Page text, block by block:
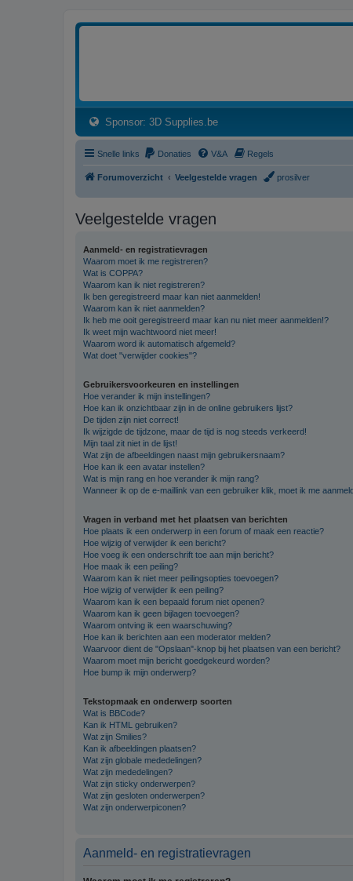
Sponsor: 3D Supplies.be(Opens a new tab)
Snelle links Donaties V&A Regels
Forumoverzicht Veelgestelde vragen prosilver
Veelgestelde vragen
Aanmeld- en registratievragen
Waarom moet ik me registreren?
Wat is COPPA?
Waarom kan ik niet registreren?
Ik ben geregistreerd maar kan niet aanmelden!
Waarom kan ik niet aanmelden?
Ik heb me ooit geregistreerd maar kan nu niet meer aanmelden!?
Ik weet mijn wachtwoord niet meer!
Waarom word ik automatisch afgemeld?
Wat doet "verwijder cookies"?
Gebruikersvoorkeuren en instellingen
Hoe verander ik mijn instellingen?
Hoe kan ik onzichtbaar zijn in de online gebruikers lijst?
De tijden zijn niet correct!
Ik wijzigde de tijdzone, maar de tijd is nog steeds verkeerd!
Mijn taal zit niet in de lijst!
Wat zijn de afbeeldingen naast mijn gebruikersnaam?
Hoe kan ik een avatar instellen?
Wat is mijn rang en hoe verander ik mijn rang?
Wanneer ik op de e-maillink van een gebruiker klik, moet ik me
Vragen in verband met het plaatsen van berichten
Hoe plaats ik een onderwerp in een forum of maak een reactie?
Hoe wijzig of verwijder ik een bericht?
Hoe voeg ik een onderschrift toe aan mijn bericht?
Hoe maak ik een peiling?
Waarom kan ik niet meer peilingsopties toevoegen?
Hoe wijzig of verwijder ik een peiling?
Waarom kan ik een bepaald forum niet openen?
Waarom kan ik geen bijlagen toevoegen?
Waarom ontving ik een waarschuwing?
Hoe kan ik berichten aan een moderator melden?
Waarvoor dient de "Opslaan"-knop bij het plaatsen van een bericht?
Waarom moet mijn bericht goedgekeurd worden?
Hoe bump ik mijn onderwerp?
Tekstopmaak en onderwerp soorten
Wat is BBCode?
Kan ik HTML gebruiken?
Wat zijn Smilies?
Kan ik afbeeldingen plaatsen?
Wat zijn globale mededelingen?
Wat zijn mededelingen?
Wat zijn sticky onderwerpen?
Wat zijn gesloten onderwerpen?
Wat zijn onderwerpiconen?
Aanmeld- en registratievragen